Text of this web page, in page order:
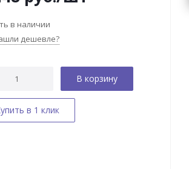
в наличии
дешевле?
В корзину
в 1 клик